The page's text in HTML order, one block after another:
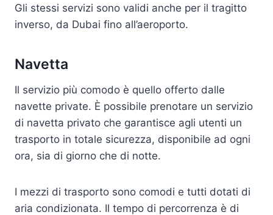
Gli stessi servizi sono validi anche per il tragitto
inverso, da Dubai fino all’aeroporto.
Navetta
Il servizio più comodo è quello offerto dalle
navette private. È possibile prenotare un servizio
di navetta privato che garantisce agli utenti un
trasporto in totale sicurezza, disponibile ad ogni
ora, sia di giorno che di notte.
I mezzi di trasporto sono comodi e tutti dotati di
aria condizionata. Il tempo di percorrenza è di